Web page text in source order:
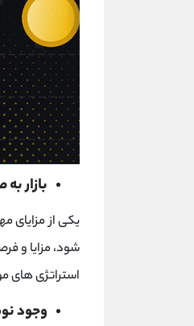
بازار
یکی از مزایای
شود، مزایا و
استراتژی های
وجود